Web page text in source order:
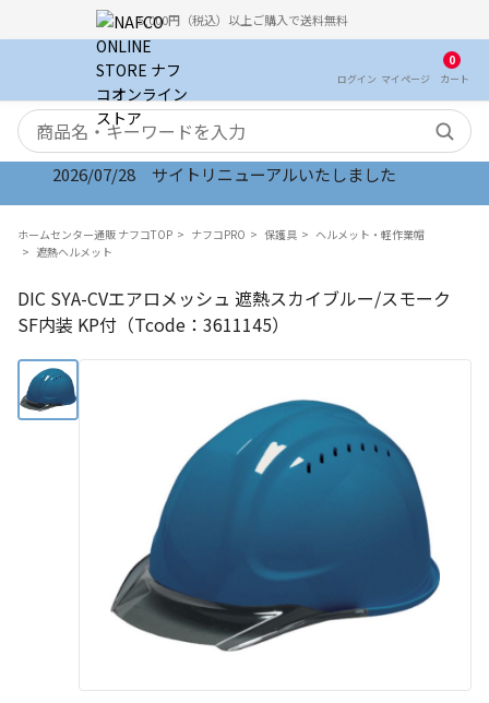
5,000円（税込）以上ご購入で送料無料
ログイン マイ ページ
0
カート
検索キーワード
2026/07/28 サイトリニューアルいたしました
ホームセンター通販 ナフコTOP ナフコPRO 保護具
ヘルメット・軽作業帽
遮熱ヘルメット
DIC SYA-CVエアロメッシュ 遮熱スカイブルー/スモーク
SF内装 KP付（Tcode：3611145）